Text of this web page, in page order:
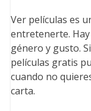
Ver películas es
entretenerte.
género y gusto.
películas gratis
cuando no
carta.